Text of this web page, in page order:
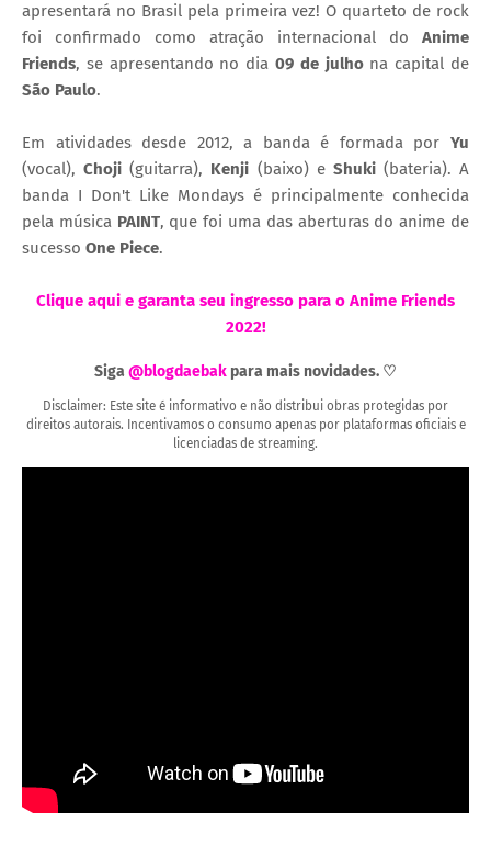
apresentará no Brasil pela primeira vez! O quarteto de rock
foi confirmado como atração internacional do Anime
Friends, se apresentando no dia 09 de julhona capital de
São Paulo.
Em atividades desde 2012, a banda é formada por Yu
(vocal),Choji(guitarra), Kenji (baixo) e Shuki (bateria). A
banda I Don't Like Mondays é principalmente conhecida
pela música PAINT, que foi uma das aberturas do anime de
sucesso One Piece.
Clique aqui e garanta seu ingresso para o Anime Friends
2022!
Siga @blogdaebak para mais novidades. ♡
Disclaimer: Este site é informativo e não distribui obras protegidas por
direitos autorais. Incentivamos o consumo apenas por plataformas oficiais e
licenciadas de streaming.